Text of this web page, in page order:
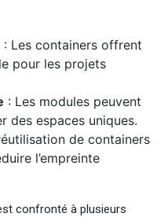
: Les containers offrent
pour les projets
: Les modules peuvent
des espaces uniques.
de containers
l’empreinte
confronté à plusieurs